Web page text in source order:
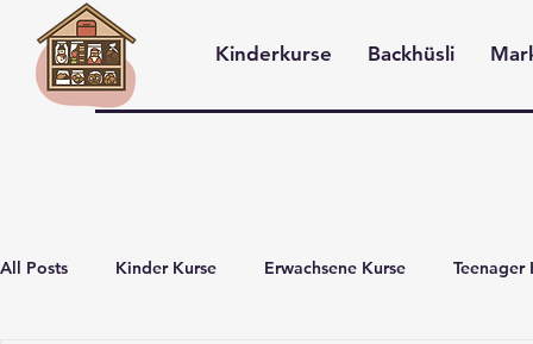
Anmelden
Kinderkurse Backhüsli
All Posts Kinder Kurse Erwachsene Kurse Teenager